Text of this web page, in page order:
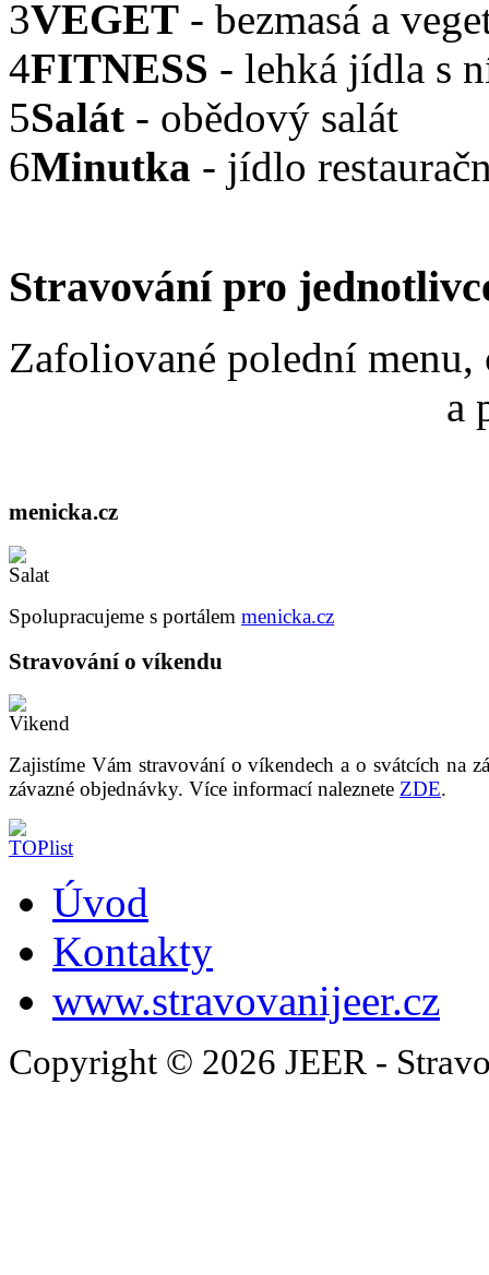
3VEGET - bezmasá a
4FITNESS - lehká jídla s
5Salát - obědový salát
6Minutka - jídlo
Stravování pro
Zafoliované polední
a
menicka.cz
Spolupracujeme s portálem menicka.cz
Stravování o víkendu
Zajistíme Vám stravování o víkendech a o svátcích na
závazné objednávky. Více informací naleznete ZDE.
Úvod
Kontakty
www.stravovanijeer.cz
Copyright © 2026 JEER -